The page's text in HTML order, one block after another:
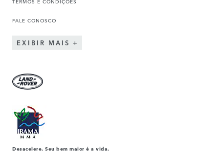
FALE CONOSCO
EXIBIR MAIS
Desacelere. Seu bem maior é a vida.